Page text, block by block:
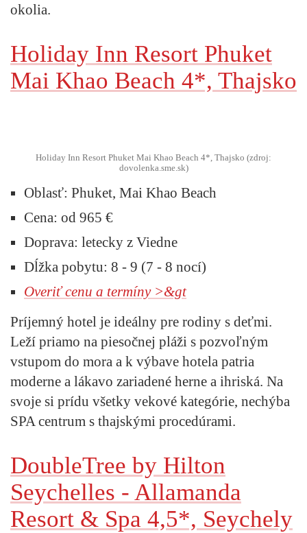
okolia.
Holiday Inn Resort Phuket
Mai Khao Beach 4*, Thajsko
Holiday Inn Resort Phuket Mai Khao Beach 4*, Thajsko (zdroj:
dovolenka.sme.sk)
Oblasť: Phuket, Mai Khao Beach
Cena: od 965 €
Doprava: letecky z Viedne
Dĺžka pobytu: 8 - 9 (7 - 8 nocí)
Overiť cenu a termíny >&gt
Príjemný hotel je ideálny pre rodiny s deťmi.
Leží priamo na piesočnej pláži s pozvoľným
vstupom do mora a k výbave hotela patria
moderne a lákavo zariadené herne a ihriská. Na
svoje si prídu všetky vekové kategórie, nechýba
SPA centrum s thajskými procedúrami.
DoubleTree by Hilton
Seychelles - Allamanda
Resort & Spa 4,5*, Seychely